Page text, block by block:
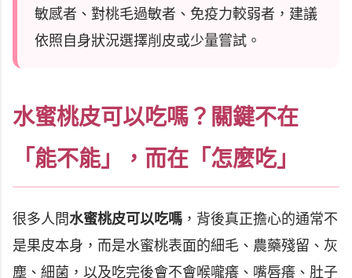
敏感者、對桃毛過敏者、免疫力較弱者，建議
依照自身狀況選擇削皮或少量嘗試。
水蜜桃皮可以吃嗎？關鍵不在
「能不能」，而在「怎麼吃」
很多人問水蜜桃皮可以吃嗎 ，背後真正擔心的通常不
是果皮本身，而是水蜜桃表面的細毛、農藥殘留、灰
塵、細菌，以及吃完後會不會喉嚨癢、嘴唇癢、肚子